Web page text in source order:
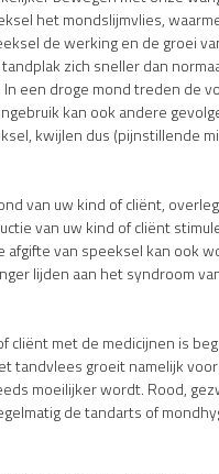
het mondslijmvlies,
de werking en de groei
zich sneller dan
een droge mond treden de
kan ook andere
kwijlen dus (pijnstillende
van uw kind of cliënt,
van uw kind of cliënt
van speeksel kan
lijden aan het syndroom
met de medicijnen is
tandvlees groeit namelijk
moeilijker wordt. Rood,
de tandarts of